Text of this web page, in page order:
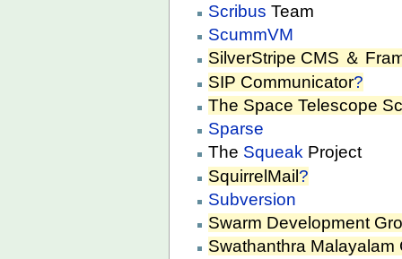
Scribus Team
ScummVM
SilverStripe CMS ＆
SIP Communicator?
The Space Telescope
Sparse
The Squeak Project
SquirrelMail?
Subversion
Swarm Development
Swathanthra Malayalam